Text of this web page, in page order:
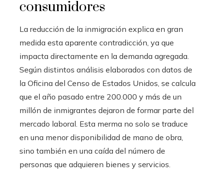
consumidores
La reducción de la inmigración explica en gran
medida esta aparente contradicción, ya que
impacta directamente en la demanda agregada.
Según distintos análisis elaborados con datos de
la Oficina del Censo de Estados Unidos, se calcula
que el año pasado entre 200.000 y más de un
millón de inmigrantes dejaron de formar parte del
mercado laboral. Esta merma no solo se traduce
en una menor disponibilidad de mano de obra,
sino también en una caída del número de
personas que adquieren bienes y servicios.